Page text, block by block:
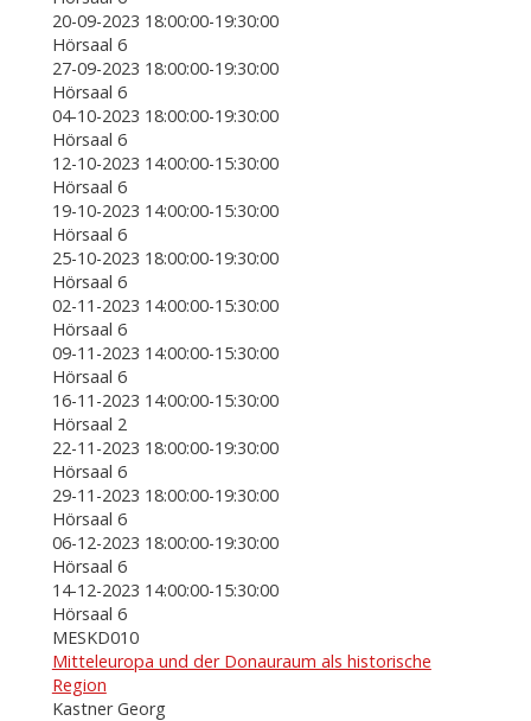
20-09-2023 18:00:00-19:30:00
Hörsaal 6
27-09-2023 18:00:00-19:30:00
Hörsaal 6
04-10-2023 18:00:00-19:30:00
Hörsaal 6
12-10-2023 14:00:00-15:30:00
Hörsaal 6
19-10-2023 14:00:00-15:30:00
Hörsaal 6
25-10-2023 18:00:00-19:30:00
Hörsaal 6
02-11-2023 14:00:00-15:30:00
Hörsaal 6
09-11-2023 14:00:00-15:30:00
Hörsaal 6
16-11-2023 14:00:00-15:30:00
Hörsaal 2
22-11-2023 18:00:00-19:30:00
Hörsaal 6
29-11-2023 18:00:00-19:30:00
Hörsaal 6
06-12-2023 18:00:00-19:30:00
Hörsaal 6
14-12-2023 14:00:00-15:30:00
Hörsaal 6
MESKD010
Mitteleuropa und der Donauraum als historische
Region
Kastner Georg